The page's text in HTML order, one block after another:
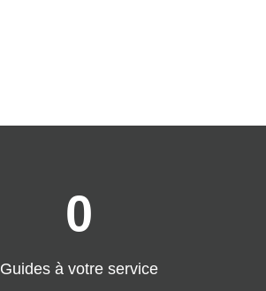
0
Guides à votre service